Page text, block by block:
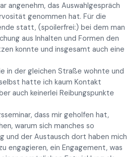
angenehm, das Auswahlgespräch
genommen hat. Für die
statt, (spoilerfrei:) bei dem man
aus Inhalten und Formen den
konnte und insgesamt auch eine
in der gleichen Straße wohnte und
hatte ich kaum Kontakt
auch keinerlei Reibungspunkte
dass mir geholfen hat,
warum sich manches so
und der Austausch dort haben mich
engagieren, ein Engagement, was